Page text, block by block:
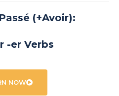
(+Avoir):
-er Verbs
NOW